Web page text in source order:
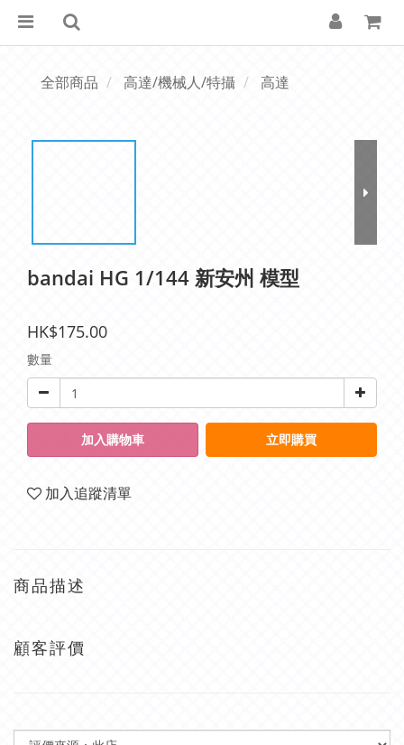
全部商品 高達/機械人/特攝 高達
bandai HG 1/144 新安州 模型
HK$175.00
數量
加入購物車 立即購買
加入追蹤清單
商品描述
顧客評價